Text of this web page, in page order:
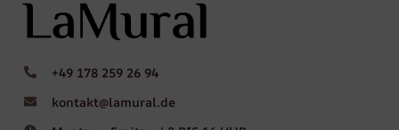
+49 178 259 26 94
kontakt@lamural.de